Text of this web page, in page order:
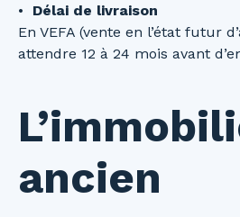
Délai de livraison
En VEFA (vente en l’état futur
attendre 12 à 24 mois avant
ancien